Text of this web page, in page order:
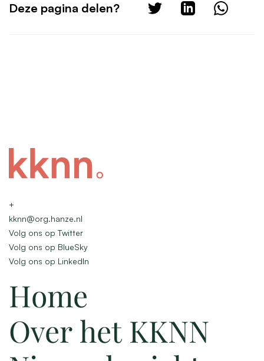
Deze pagina delen?
+
kknn@org.hanze.nl
Volg ons op Twitter
Volg ons op BlueSky
Volg ons op LinkedIn
Home
Over het KKNN